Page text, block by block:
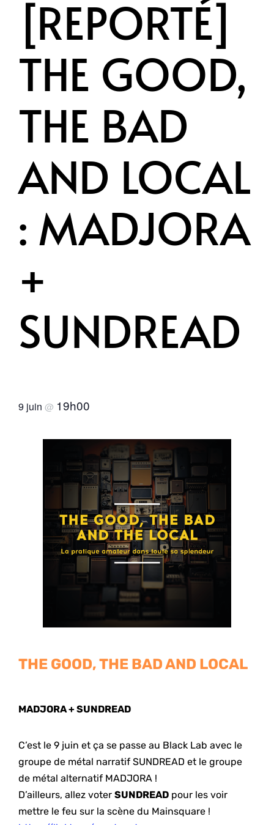
[REPORTÉ]
THE GOOD,
THE BAD
AND LOCAL
: MADJORA
+
SUNDREAD
9 juin @ 19h00
THE GOOD, THE BAD AND LOCAL
MADJORA + SUNDREAD
C’est le 9 juin et ça se passe au Black Lab avec le
groupe de métal narratif SUNDREAD et le groupe
de métal alternatif MADJORA !
D’ailleurs, allez voter SUNDREAD pour les voir
mettre le feu sur la scène du Mainsquare !